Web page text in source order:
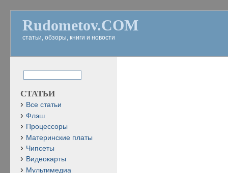
Rudometov.COM
статьи, обзоры, книги и новости
СТАТЬИ
Все статьи
Флэш
Процессоры
Материнские платы
Чипсеты
Видеокарты
Мультимедиа